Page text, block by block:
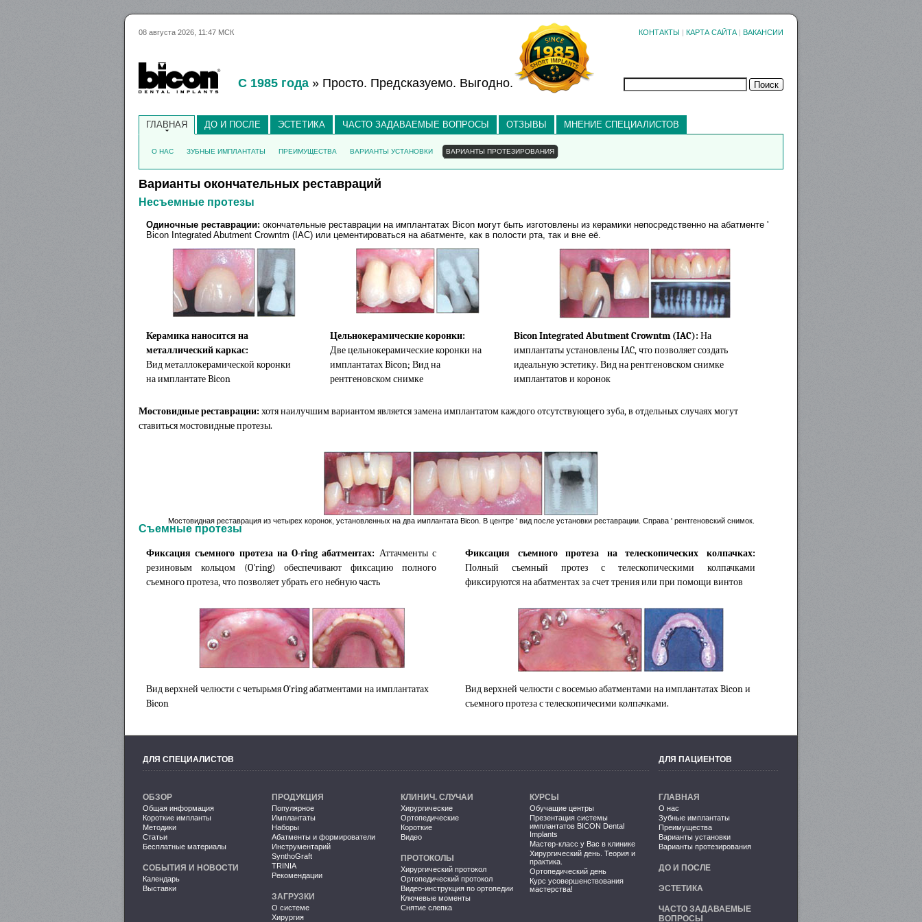
08 августа 2026, 11:47 МСК КОНТАКТЫ | КАРТА САЙТА | ВАКАНСИИ
С 1985 года » Просто. Предсказуемо. Выгодно.
ГЛАВНАЯ ДО И ПОСЛЕ ЭСТЕТИКА ЧАСТО ЗАДАВАЕМЫЕ ВОПРОСЫ ОТЗЫВЫ МНЕНИЕ СПЕЦИАЛИСТОВ
О НАС ЗУБНЫЕ ИМПЛАНТАТЫ ПРЕИМУЩЕСТВА ВАРИАНТЫ УСТАНОВКИ ВАРИАНТЫ ПРОТЕЗИРОВАНИЯ
Варианты окончательных реставраций
Несъемные протезы
Одиночные реставрации: окончательные реставрации на имплантатах Bicon могут быть изготовлены из керамики непосредственно на абатменте '
Bicon Integrated Abutment Crowntm (IAC) или цементироваться на абатменте, как в полости рта, так и вне её.
Керамика наносится на
металлический каркас:
Вид металлокерамической коронки
на имплантате Bicon
Цельнокерамические коронки:
Две цельнокерамические коронки на
имплантатах Bicon; Вид на
рентгеновском снимке
Bicon Integrated Abutment Crowntm (IAC): На
имплантаты установлены IAC, что позволяет создать
идеальную эстетику. Вид на рентгеновском снимке
имплантатов и коронок
Мостовидные реставрации: хотя наилучшим вариантом является замена имплантатом каждого отсутствующего зуба, в отдельных случаях могут
ставиться мостовидные протезы.
Мостовидная реставрация из четырех коронок, установленных на два имплантата Bicon. В центре ' вид после установки реставрации. Справа ' рентгеновский снимок.
Съемные протезы
Фиксация съемного протеза на O-ring абатментах: Аттачменты с
резиновым кольцом (O'ring) обеспечивают фиксацию полного
съемного протеза, что позволяет убрать его небную часть
Фиксация съемного протеза на телескопических колпачках:
Полный съемный протез с телескопическими колпачками
фиксируются на абатментах за счет трения или при помощи винтов
Вид верхней челюсти с четырьмя O'ring абатментами на имплантатах
Bicon
Вид верхней челюсти с восемью абатментами на имплантатах Bicon и
съемного протеза с телескопичесими колпачками.
ДЛЯ СПЕЦИАЛИСТОВ ДЛЯ ПАЦИЕНТОВ
ОБЗОР
Общая информация
Короткие импланты
Методики
Статьи
Бесплатные материалы
СОБЫТИЯ И НОВОСТИ
Календарь
Выставки
ПРОДУКЦИЯ
Популярное
Имплантаты
Наборы
Абатменты и формирователи
Инструментарий
SynthoGraft
TRINIA
Рекомендации
ЗАГРУЗКИ
О системе
Хирургия
КЛИНИЧ. СЛУЧАИ
Хирургические
Ортопедические
Короткие
Видео
ПРОТОКОЛЫ
Хирургический протокол
Ортопедический протокол
Видео-инструкция по ортопедии
Ключевые моменты
Снятие слепка
КУРСЫ
Обучащие центры
Презентация системы
имплантатов BICON Dental
Implants
Мастер-класс у Вас в клинике
Хирургический день. Теория и
практика.
Ортопедический день
Курс усовершенствования
мастерства!
ГЛАВНАЯ
О нас
Зубные имплантаты
Преимущества
Варианты установки
Варианты протезирования
ДО И ПОСЛЕ
ЭСТЕТИКА
ЧАСТО ЗАДАВАЕМЫЕ
ВОПРОСЫ